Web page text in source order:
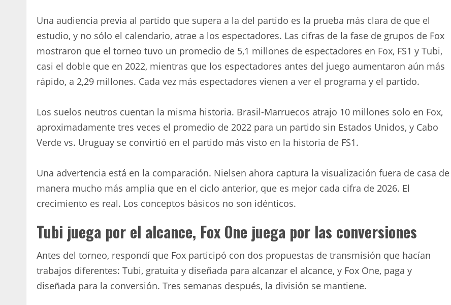
Una audiencia previa al partido que supera a la del partido es la prueba más clara de que el
estudio, y no sólo el calendario, atrae a los espectadores. Las cifras de la fase de grupos de Fox
mostraron que el torneo tuvo un promedio de 5,1 millones de espectadores en Fox, FS1 y Tubi,
casi el doble que en 2022, mientras que los espectadores antes del juego aumentaron aún más
rápido, a 2,29 millones. Cada vez más espectadores vienen a ver el programa y el partido.
Los suelos neutros cuentan la misma historia. Brasil-Marruecos atrajo 10 millones solo en Fox,
aproximadamente tres veces el promedio de 2022 para un partido sin Estados Unidos, y Cabo
Verde vs. Uruguay se convirtió en el partido más visto en la historia de FS1.
Una advertencia está en la comparación. Nielsen ahora captura la visualización fuera de casa de
manera mucho más amplia que en el ciclo anterior, que es mejor cada cifra de 2026. El
crecimiento es real. Los conceptos básicos no son idénticos.
Tubi juega por el alcance, Fox One juega por las conversiones
Antes del torneo, respondí que Fox participó con dos propuestas de transmisión que hacían
trabajos diferentes: Tubi, gratuita y diseñada para alcanzar el alcance, y Fox One, paga y
diseñada para la conversión. Tres semanas después, la división se mantiene.